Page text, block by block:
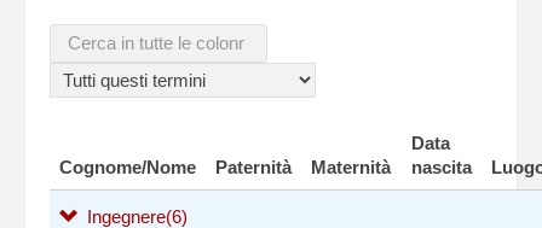
Cognome/Nome Paternità Maternità
Data
nascita
Ingegnere(6)